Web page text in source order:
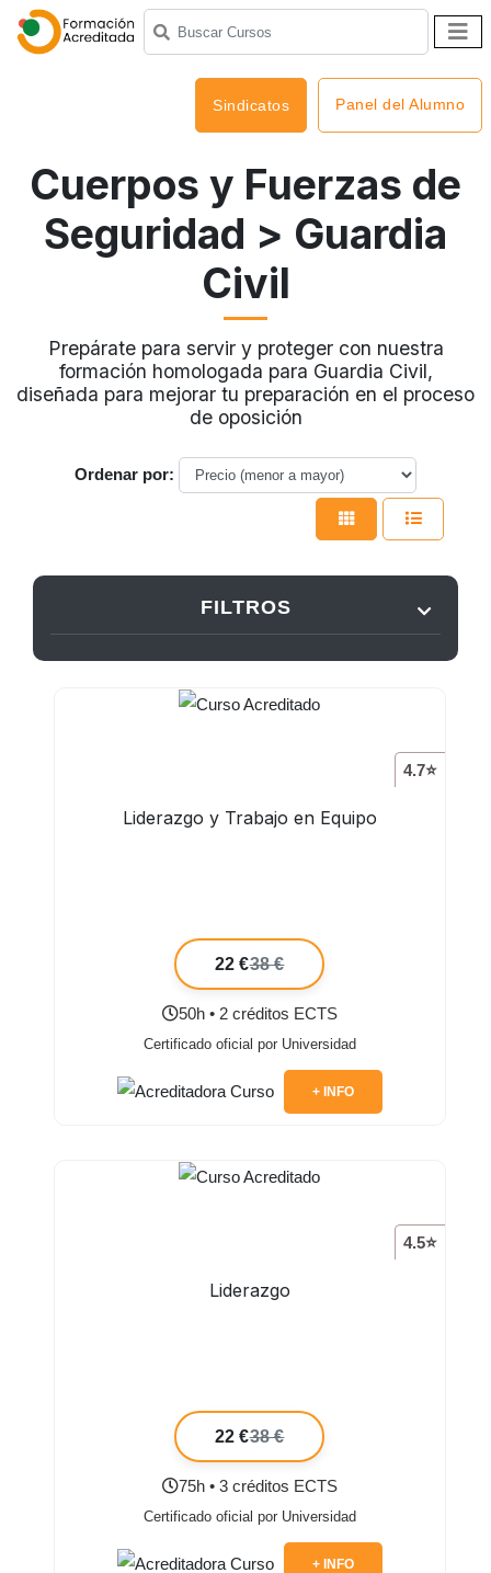
Sindicatos Panel del Alumno
Cuerpos y Fuerzas de
Seguridad > Guardia
Civil
Prepárate para servir y proteger con nuestra
formación homologada para Guardia Civil,
diseñada para mejorar tu preparación en el proceso
de oposición
Ordenar por:
FILTROS
4.7⭐
Liderazgo y Trabajo en Equipo
22 €38 €
50h • 2 créditos ECTS
Certificado oficial por Universidad
+ INFO
4.5⭐
Liderazgo
22 €38 €
75h • 3 créditos ECTS
Certificado oficial por Universidad
+ INFO